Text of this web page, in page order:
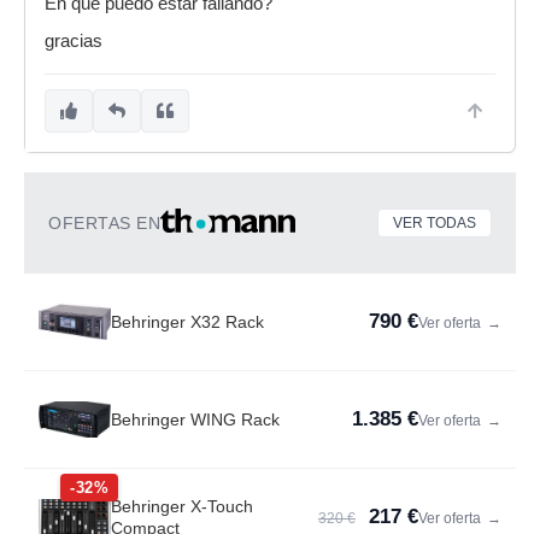
gracias
OFERTAS EN VER TODAS
Behringer X32 Rack 790 €Ver oferta →
Behringer WING Rack 1.385 €Ver oferta →
-32%
Behringer X-Touch
Compact
320 € 217 €Ver oferta →